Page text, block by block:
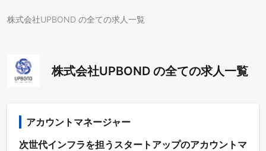
株式会社UPBOND の全ての求人一覧
株式会社UPBOND の全ての求人一覧
アカウントマネージャー
次世代インフラを担うスタートアップのアカウントマ